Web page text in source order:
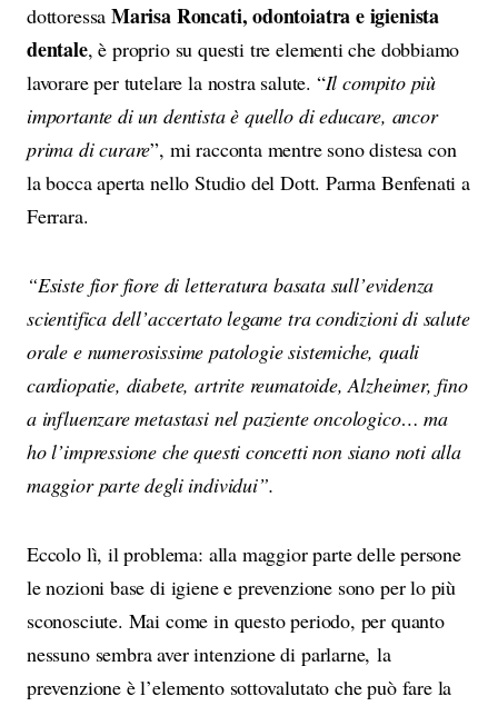
dottoressaMarisa Roncati, odontoiatra e igienista
dentale, è proprio su questi tre elementi che dobbiamo
lavorare per tutelare la nostra salute. “Il compito più
importante di un dentista è quello di educare, ancor
prima di curare”, mi racconta mentre sono distesa con
la bocca aperta nello Studio del Dott. Parma Benfenati a
Ferrara.
“Esiste fior fiore di letteratura basata sull’evidenza
scientifica dell’accertato legame tra condizioni di salute
orale e numerosissime patologie sistemiche, quali
cardiopatie, diabete, artrite reumatoide, Alzheimer, fino
a influenzare metastasi nel paziente oncologico… ma
ho l’impressione che questi concetti non siano noti alla
maggior parte degli individui”.
Eccolo lì, il problema: alla maggior parte delle persone
le nozioni base di igiene e prevenzione sono per lo più
sconosciute. Mai come in questo periodo, per quanto
nessuno sembra aver intenzione di parlarne, la
prevenzione è l’elemento sottovalutato che può fare la